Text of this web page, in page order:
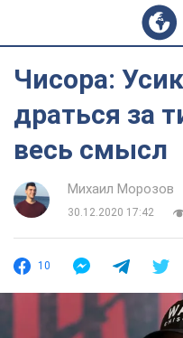
Чисора:
драться за
весь смысл
Михаил Морозов
30.12.2020 17:42
10